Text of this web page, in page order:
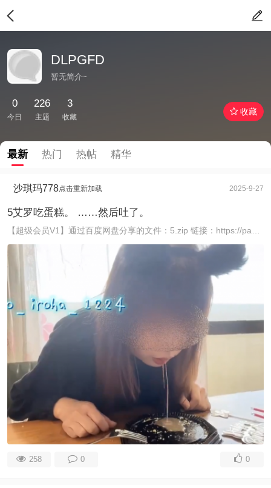
DLPGFD
暂无简介~
0
今日
226
主题
3
收藏
收藏
最新 热门 热帖 精华
沙琪玛778点击重新加载 2025-9-27
5艾罗吃蛋糕。 ……然后吐了。
258 0 0